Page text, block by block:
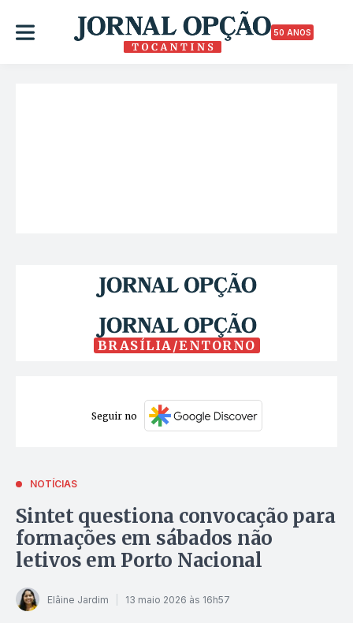
50 ANOS
BRASÍLIA/ENTORNO
Seguir no
NOTÍCIAS
Sintet questiona convocação para
formações em sábados não
letivos em Porto Nacional
Elâine Jardim 13 maio 2026 às 16h57